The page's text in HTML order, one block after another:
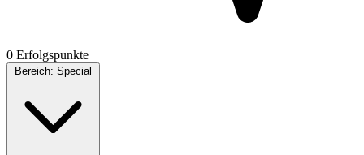
0 Erfolgspunkte
Bereich: Special